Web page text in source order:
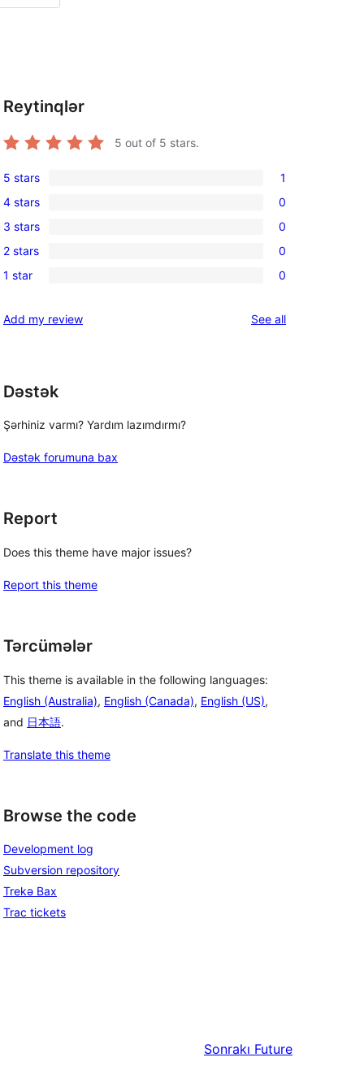
Reytinqlər
5 out of 5 stars.
1
5-
star
review
5 stars 1
0
4-
star
reviews
4 stars 0
0
3-
star
3 stars 0
0
2-
reviews
2 stars 0
0
star
1 star 0
Add my review See allreviews
Dəstək
Şərhiniz varmı? Yardım lazımdırmı?
Dəstək forumuna bax
Report
Does this theme have major issues?
Report this theme
Tərcümələr
This theme is available in the following languages:
English (Australia), English (Canada), English (US),
and 日本語.
Translate this theme
Browse the code
Development log
Subversion repository
Trekə Bax
Trac tickets
Sonrakı Future